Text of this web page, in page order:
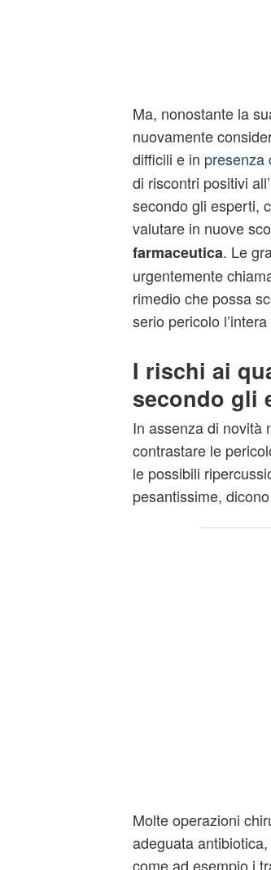
Ma, nonostante la
nuovamente
difficili e in presenza
di riscontri positivi
secondo gli esperti,
valutare in nuove
farmaceutica. Le
urgentemente
rimedio che possa
serio pericolo
I rischi ai
secondo gli
In assenza di novità
contrastare le
le possibili
pesantissime,
Molte operazioni
adeguata
come ad esempio i